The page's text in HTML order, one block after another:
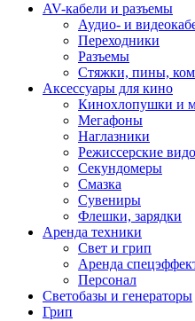
AV-кабели и разъемы
Аудио- и
Переходники
Разъемы
Стяжки, пины,
Аксессуары для кино
Кинохлопушки и
Мегафоны
Наглазники
Режиссерские
Секундомеры
Смазка
Сувениры
Флешки, зарядки
Аренда техники
Свет и грип
Аренда
Персонал
Светобазы и генераторы
Грип